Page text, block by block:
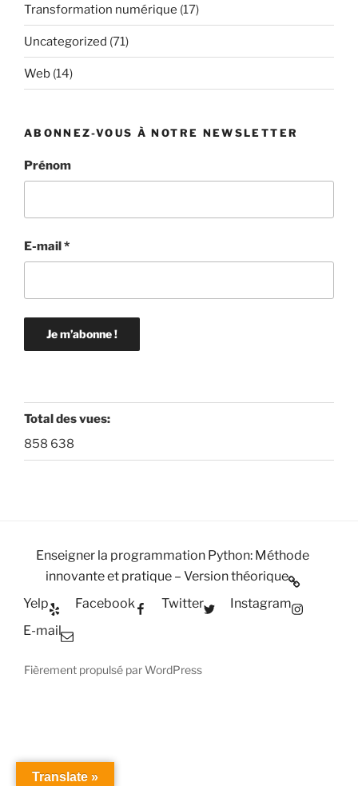
Transformation numérique (17)
Uncategorized (71)
Web (14)
ABONNEZ-VOUS À NOTRE NEWSLETTER
Prénom
E-mail*
Total des vues:
858 638
Enseigner la programmation Python: Méthode
innovante et pratique – Version théorique
Yelp
Facebook Twitter
Instagram
E-mail
Fièrement propulsé par WordPress
Translate »